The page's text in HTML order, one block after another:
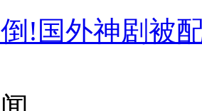
!国外神剧被